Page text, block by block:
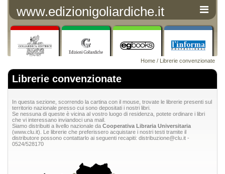
www.edizionigoliardiche.it
Home / Librerie convenzionate
Librerie convenzionate
In questa sezione, scorrendo la cartina con il mouse, trovate le librerie presenti sul
territorio nazionale presso cui sono depositati i nostri libri.
Se nessuna di queste è vicina al vostro luogo di residenza, potete ordinare i libri
che vi interessano inviandoci una mail.
Siamo distribuiti a livello nazionale da Cooperativa Libraria Universitaria
(www.clu.it). Le librerie che preferissero acquistare i nostri testi tramite il
distributore possono contattarlo ai seguenti recapiti: distribuzione@clu.it -
0524/528170